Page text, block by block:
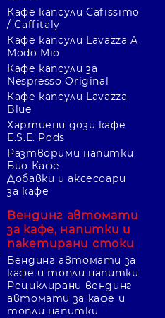
Кафе капсули Cafissimo
/ Caffitaly
Кафе капсули Lavazza A
Modo Mio
Кафе капсули за
Nespresso Original
Кафе капсули Lavazza
Blue
Хартиени дози кафе
E.S.E. Pods
Разтворими напитки
Био Кафе
Добавки и аксесоари
за кафе
Вендинг автомати
за кафе, напитки и
пакетирани стоки
Вендинг автомати за
кафе и топли напитки
Рециклирани вендинг
автомати за кафе и
топли напитки